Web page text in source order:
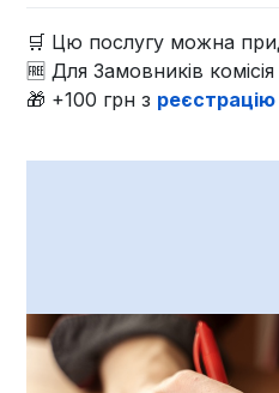
🛒 Цю послугу можна
🆓 Для Замовників
🎁 +100 грн з